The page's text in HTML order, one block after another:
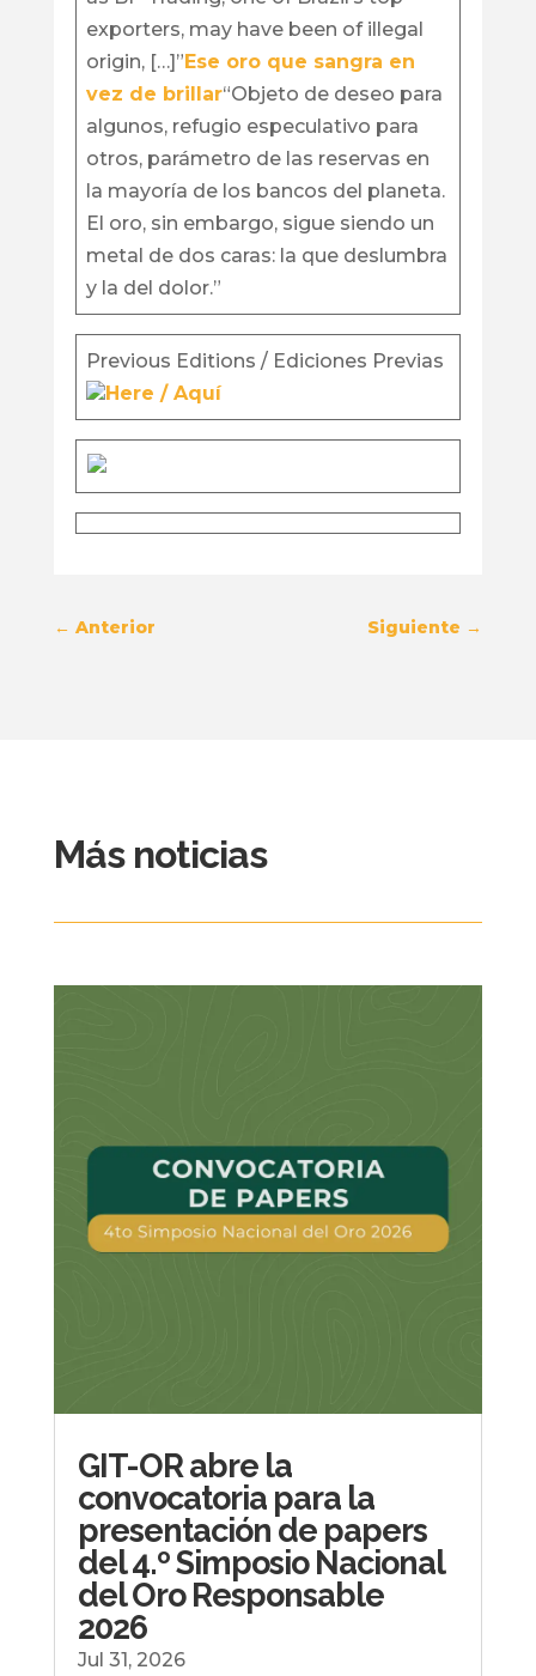
exporters, may have been of illegal
origin, […]”Ese oro que sangra en
vez de brillar“Objeto de deseo para
algunos, refugio especulativo para
otros, parámetro de las reservas en
la mayoría de los bancos del planeta.
El oro, sin embargo, sigue siendo un
metal de dos caras: la que deslumbra
y la del dolor.”
Previous Editions / Ediciones Previas
Here / Aquí
← Anterior Siguiente →
Más noticias
GIT-OR abre la
convocatoria para la
presentación de papers
del 4.º Simposio Nacional
del Oro Responsable
2026
Jul 31, 2026